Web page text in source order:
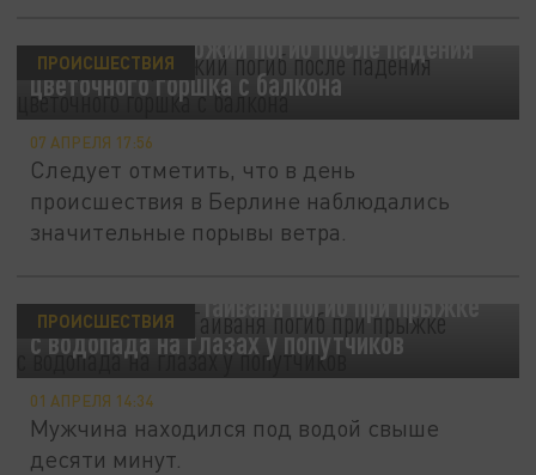
В Берлине прохожий погиб после падения
цветочного горшка с балкона
ПРОИСШЕСТВИЯ
07 АПРЕЛЯ 17:56
Следует отметить, что в день
происшествия в Берлине наблюдались
значительные порывы ветра.
В США турист с Тайваня погиб при прыжке
с водопада на глазах у попутчиков
ПРОИСШЕСТВИЯ
01 АПРЕЛЯ 14:34
Мужчина находился под водой свыше
десяти минут.